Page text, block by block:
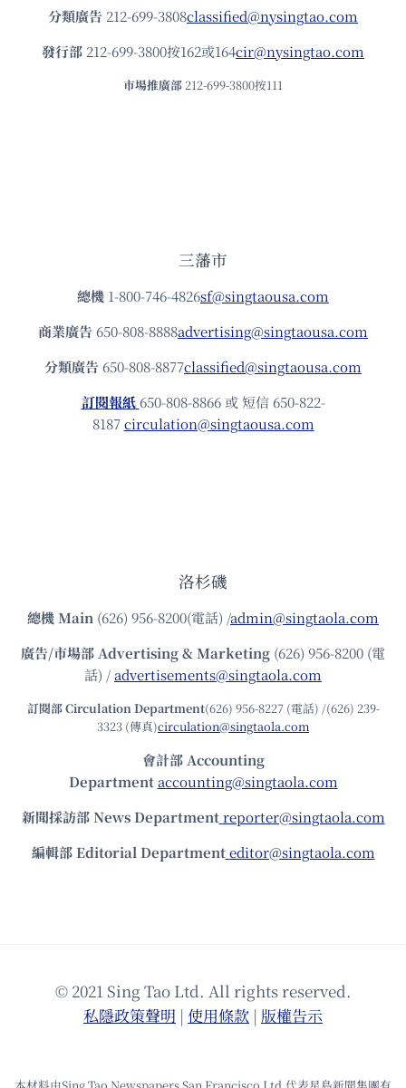
分類廣告 212-699-3808classified@nysingtao.com
發⾏部 212-699-3800按162或164cir@nysingtao.com
市場推廣部 212-699-3800按111
三藩市
總機 1-800-746-4826sf@singtaousa.com
商業廣告 650-808-8888advertising@singtaousa.com
分類廣告 650-808-8877classified@singtaousa.com
訂閱報紙 650-808-8866 或 短信 650-822-
8187circulation@singtaousa.com
洛杉磯
總機Main (626) 956-8200(電話) /admin@singtaola.com
廣告/市場部Advertising & Marketing (626) 956-8200 (電
話) /advertisements@singtaola.com
訂閱部 Circulation Department(626) 956-8227 (電話) /(626) 239-
3323 (傳真)circulation@singtaola.com
會計部 Accounting
Department accounting@singtaola.com
新聞採訪部 News Department reporter@singtaola.com
編輯部 Editorial Department editor@singtaola.com
© 2021 Sing Tao Ltd. All rights reserved.
私隱政策聲明 | 使⽤條款 | 版權告⽰